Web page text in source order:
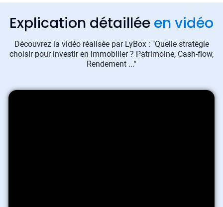
Explication détaillée en vidéo
Découvrez la vidéo réalisée par LyBox : "Quelle stratégie
choisir pour investir en immobilier ? Patrimoine, Cash-flow,
Rendement ..."